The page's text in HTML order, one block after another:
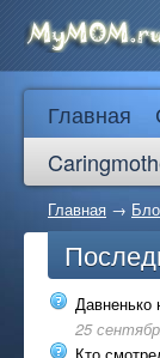
Главная
Главная →
Давненько
25